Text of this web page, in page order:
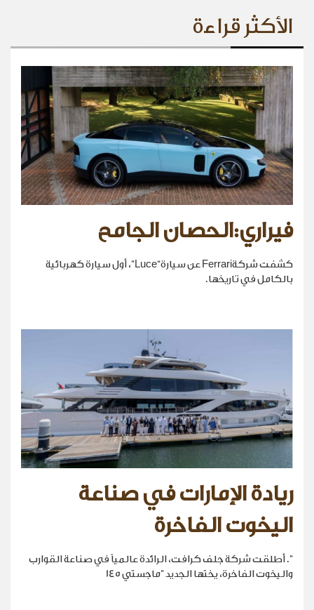
الأكثر قراءة
فيراري:الحصان الجامح
كشفت شركةFerrari عن سيارة“Luce”، أول سيارة كهربائية
بالكامل في تاريخها.
ريادة الإمارات في صناعة
اليخوت الفاخرة
". أطلقت شركة جلف كرافت، الرائدة عالمياً في صناعة القوارب
واليخوت الفاخرة، يختها الجديد "ماجستي 145